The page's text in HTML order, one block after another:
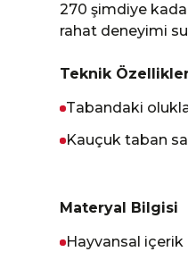
270 şimdiye
rahat deneyimi
Teknik
Tabandaki
Kauçuk taban
Materyal Bilgisi
Hayvansal